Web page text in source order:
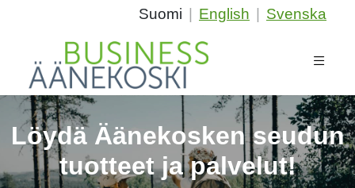
Suomi English Svenska
Löydä Äänekosken seudun
tuotteet ja palvelut!